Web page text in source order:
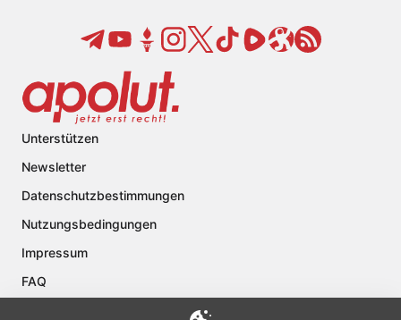
Unterstützen
Newsletter
Datenschutzbestimmungen
Nutzungsbedingungen
Impressum
FAQ